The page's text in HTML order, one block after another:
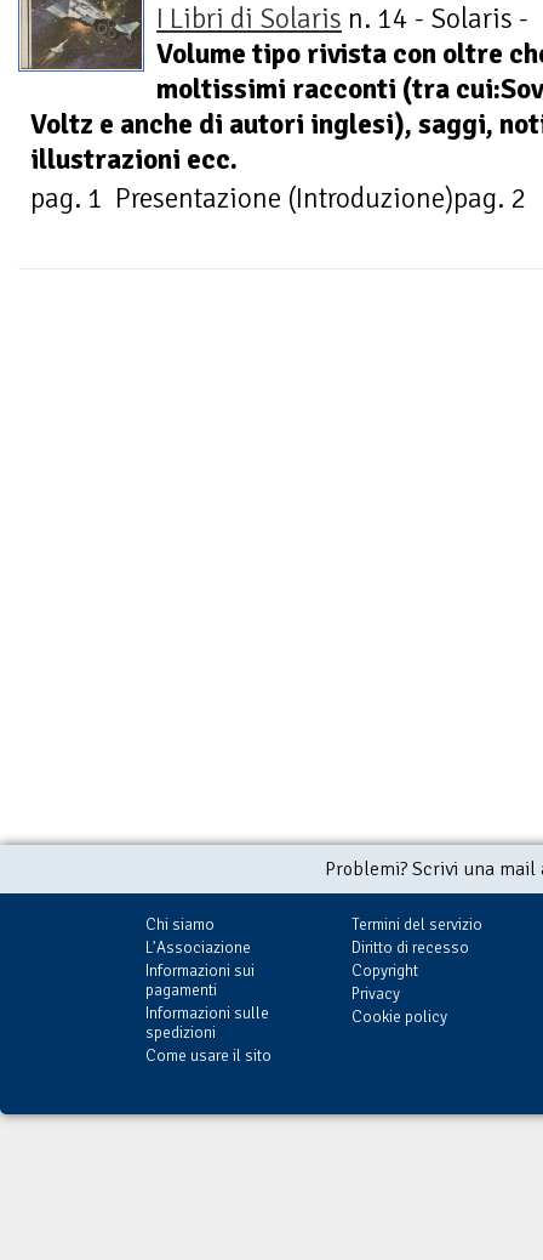
I Libri di Solaris n. 14 - Solaris -
Volume tipo rivista con oltre
moltissimi racconti (tra
Voltz e anche di autori inglesi), saggi,
illustrazioni ecc.
pag. 1 Presentazione (Introduzione)pag. 2
Problemi? Scrivi una
Chi siamo
L'Associazione
Informazioni sui
pagamenti
Informazioni sulle
spedizioni
Come usare il sito
Termini del servizio
Diritto di recesso
Copyright
Privacy
Cookie policy